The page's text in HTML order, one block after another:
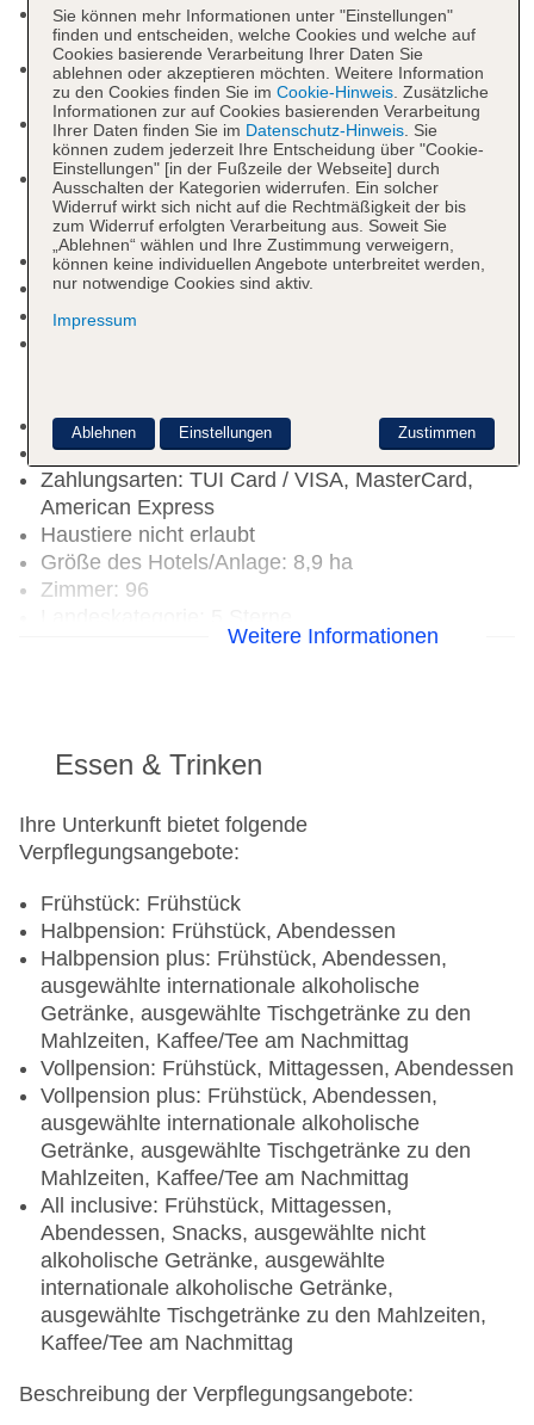
Late Check-out: gegen Gebühr, Anfrage &
Reservierung notwendig
Rezeption: täglich 06:00 Uhr - 00:00 Uhr,
Sprachen: deutsch, englisch, französisch
Gästebetreuung: Sprachen: deutsch, englisch,
französisch
Infinitypool „Infinity Swimming Pool“: ohne
Gebühr, Outdoor, Süßwasser, Liegen: ohne
Gebühr, Sonnenschirme: ohne Gebühr
Badetücher: ohne Gebühr
Souvenirshop, Boutique, Juwelier
Arzt: Sprachen: englisch
Wäscheservice: gegen Gebühr
Concierge Service, Gepäckservice
Zahlungsarten: TUI Card / VISA, MasterCard,
American Express
Haustiere nicht erlaubt
Größe des Hotels/Anlage: 8,9 ha
Zimmer: 96
Weitere Informationen
Essen & Trinken
Ihre Unterkunft bietet folgende
Verpflegungsangebote:
Frühstück: Frühstück
Halbpension: Frühstück, Abendessen
Halbpension plus: Frühstück, Abendessen,
ausgewählte internationale alkoholische
Getränke, ausgewählte Tischgetränke zu den
Mahlzeiten, Kaffee/Tee am Nachmittag
Vollpension: Frühstück, Mittagessen, Abendessen
Vollpension plus: Frühstück, Abendessen,
ausgewählte internationale alkoholische
Getränke, ausgewählte Tischgetränke zu den
Mahlzeiten, Kaffee/Tee am Nachmittag
All inclusive: Frühstück, Mittagessen,
Abendessen, Snacks, ausgewählte nicht
alkoholische Getränke, ausgewählte
internationale alkoholische Getränke,
ausgewählte Tischgetränke zu den Mahlzeiten,
Kaffee/Tee am Nachmittag
Beschreibung der Verpflegungsangebote:
Sie können mehr Informationen unter "Einstellungen"
finden und entscheiden, welche Cookies und welche auf
Cookies basierende Verarbeitung Ihrer Daten Sie
ablehnen oder akzeptieren möchten. Weitere Information
zu den Cookies finden Sie im Cookie-Hinweis. Zusätzliche
Informationen zur auf Cookies basierenden Verarbeitung
Ihrer Daten finden Sie im Datenschutz-Hinweis. Sie
können zudem jederzeit Ihre Entscheidung über "Cookie-
Einstellungen" [in der Fußzeile der Webseite] durch
Ausschalten der Kategorien widerrufen. Ein solcher
Widerruf wirkt sich nicht auf die Rechtmäßigkeit der bis
zum Widerruf erfolgten Verarbeitung aus. Soweit Sie
„Ablehnen“ wählen und Ihre Zustimmung verweigern,
können keine individuellen Angebote unterbreitet werden,
nur notwendige Cookies sind aktiv.
Impressum
Zustimmen
Ablehnen Einstellungen